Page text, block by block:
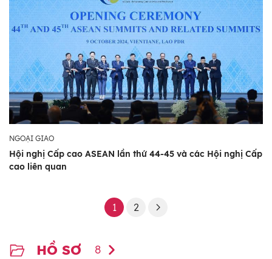
NGOẠI GIAO
Hội nghị Cấp cao ASEAN lần thứ 44-45 và các Hội nghị Cấp
cao liên quan
1 2
HỒ SƠ 8